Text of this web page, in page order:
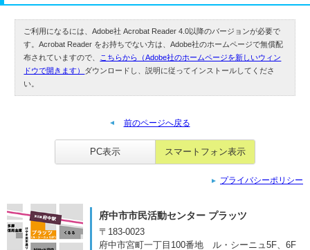
ご利用になるには、Adobe社 Acrobat Reader 4.0以降のバージョンが必要で
す。Acrobat Reader をお持ちでない方は、Adobe社のホームページで無償配
布されていますので、 こちらから（Adobe社のホームページを新しいウィン
ドウで開きます） ダウンロードし、説明に従ってインストールしてくださ
い。
前のページへ戻る
PC表示 スマートフォン表示
プライバシーポリシー
府中市市民活動センター プラッツ
〒183-0023
府中市宮町一丁目100番地 ル・シーニュ5F、6F